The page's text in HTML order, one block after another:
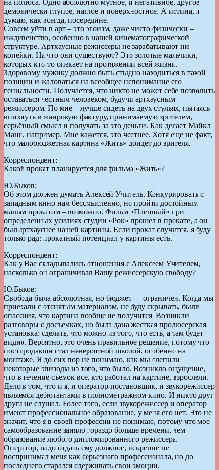
на полюса. Одно абсолютно мутное, и негативное, другое –
демонически глупое, наглое и поверхностное. А истина, я
думаю, как всегда, посередине.
Совсем уйти в арт – это эгоизм, даже чисто физически –
иждивенство, особенно в нашей кинематографической
структуре. Артхаусные режиссеры не зарабатывают ни
копейки. На что они существуют? Это золотые мальчики,
которых кто-то опекает на протяжении всей жизни.
Здоровому мужику должно быть стыдно находиться в такой
позиции и жаловаться на всеобщее непонимание его
гениальности. Получается, что никто не может себе позволить
оставаться честным человеком, будучи артхаусным
режиссером. По мне – лучше сидеть на двух стульях, пытаясь
впихнуть в жанровую фактуру, принимаемую зрителем,
серьёзный смысл и получать за это деньги. Как делает Майкл
Манн, например. Мне кажется, это честнее. Хотя еще не факт,
что малобюджетная картина «Жить» дойдет до зрителя.
Корреспондент:
Какой прокат планируется для фильма «Жить»?
Ю.Быков:
Об этом должен думать Алексей Учитель. Конкурировать с
западным кино нам бессмысленно, но пройти достойным
малым прокатом – возможно. Фильм «Пленный» при
определенных усилиях студии «Рок» прошел в прокате, а он
был артхауснее нашей картины. Если прокат случится, я буду
только рад: прокатный потенциал у картины есть.
Корреспондент:
Как у Вас складывались отношения с Алексеем Учителем,
насколько он ограничивал Вашу режиссерскую свободу?
Ю.Быков:
Свобода была абсолютная, но бюджет — ограничен. Когда мы
приехали с отснятым материалом, не буду скрывать, были
опасения, что картина вообще не получится. Возникли
разговоры о досъемках, но была дана жесткая продюсерская
установка: сделать, что можно из того, что есть, а там будет
видно. Вероятно, это очень правильное решение, потому что
постпродакшн стал невероятной школой, особенно на
монтаже. Я до сих пор не понимаю, как мы слепили
некоторые эпизоды из того, что было. Возникло ощущение,
что в течение съемок все, кто работал на картине, взрослели.
Дело в том, что и я, и оператор-постановщик, и звукорежиссер
являемся дебютантами в полнометражном кино. И никто друг
друга не слушал. Более того, если звукорежиссер и оператор
имеют профессиональное образование, у меня его нет. Это не
значит, что я в своей профессии не понимаю, потому что мое
самообразование заняло гораздо больше времени, чем
образование любого дипломированного режиссера.
Оператор, надо отдать ему должное, искренне не
воспринимал меня как серьезного профессионала, но до
последнего старался сдерживать свои эмоции.